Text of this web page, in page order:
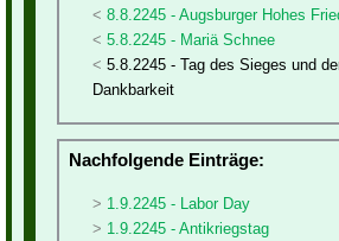
8.8.2245 - Augsburger Hohes
5.8.2245 - Mariä Schnee
5.8.2245 - Tag des Sieges und
Dankbarkeit
Nachfolgende Einträge:
1.9.2245 - Labor Day
1.9.2245 - Antikriegstag